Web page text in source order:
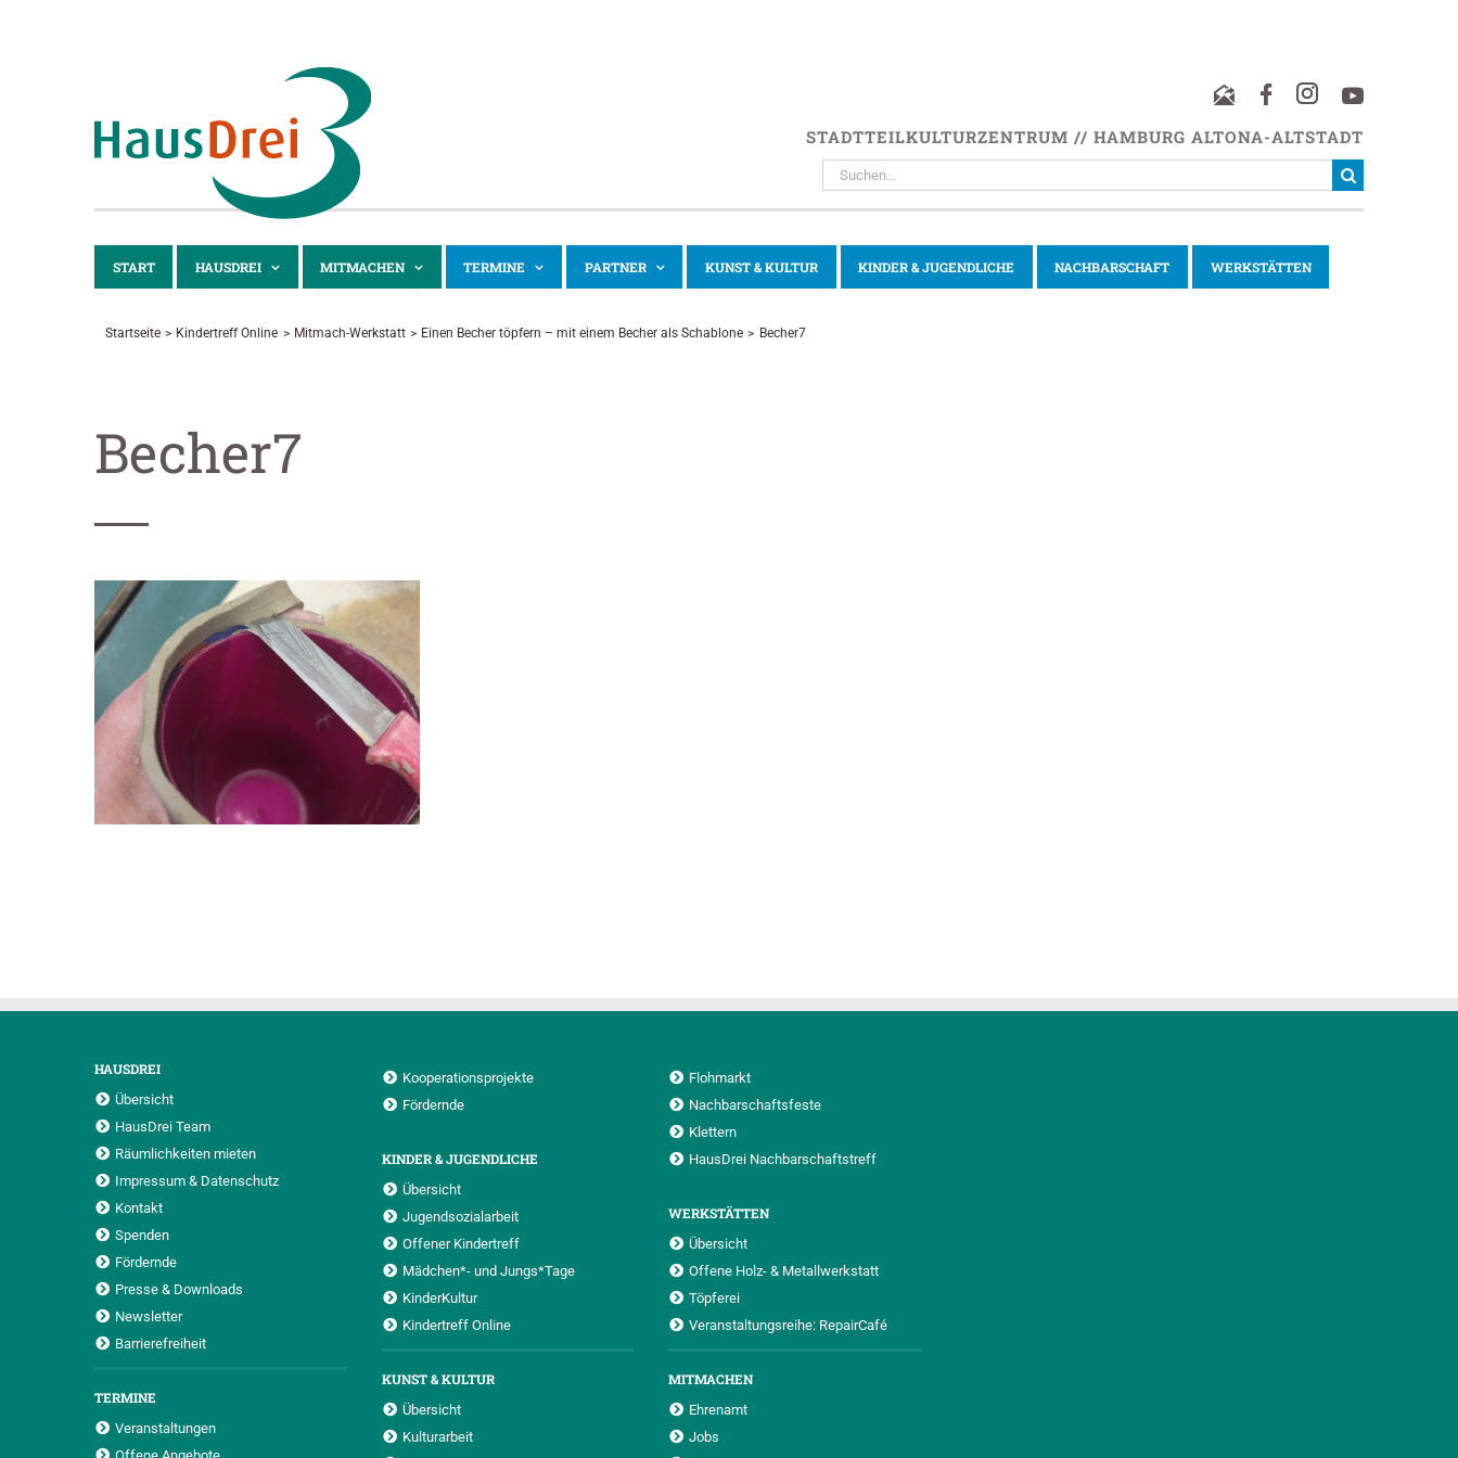
STADTTEILKULTURZENTRUM // HAMBURG ALTONA-ALTSTADT
SUCHE
NACH:
START HAUSDREI MITMACHEN TERMINE PARTNER KUNST & KULTUR KINDER & JUGENDLICHE NACHBARSCHAFT WERKSTÄTTEN
Startseite Kindertreff Online Mitmach-Werkstatt Einen Becher töpfern – mit einem Becher als Schablone Becher7
Becher7
HAUSDREI
Übersicht
HausDrei Team
Räumlichkeiten mieten
Impressum & Datenschutz
Kontakt
Spenden
Fördernde
Presse & Downloads
Newsletter
Barrierefreiheit
TERMINE
Veranstaltungen
Kooperationsprojekte
Fördernde
KINDER & JUGENDLICHE
Übersicht
Jugendsozialarbeit
Offener Kindertreff
Mädchen*- und Jungs*Tage
KinderKultur
Kindertreff Online
KUNST & KULTUR
Übersicht
Kulturarbeit
Flohmarkt
Nachbarschaftsfeste
Klettern
HausDrei Nachbarschaftstreff
WERKSTÄTTEN
Übersicht
Offene Holz- & Metallwerkstatt
Töpferei
Veranstaltungsreihe: RepairCafé
MITMACHEN
Ehrenamt
Jobs